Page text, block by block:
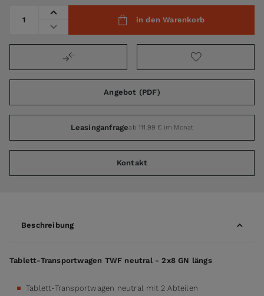
in den Warenkorb
Angebot (PDF)
Leasinganfrageab 111,99 € im Monat
Kontakt
Beschreibung
Tablett-Transportwagen TWF neutral - 2x8 GN längs
Tablett-Transportwagen neutral mit 2 Abteilen